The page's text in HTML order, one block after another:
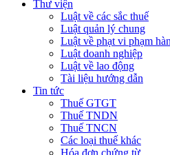
Thư viện
Luật về các sắc thuế
Luật quản lý chung
Luật về phạt vi phạm
Luật doanh nghiệp
Luật về lao động
Tài liệu hướng dẫn
Tin tức
Thuế GTGT
Thuế TNDN
Thuế TNCN
Các loại thuế khác
Hóa đơn chứng từ